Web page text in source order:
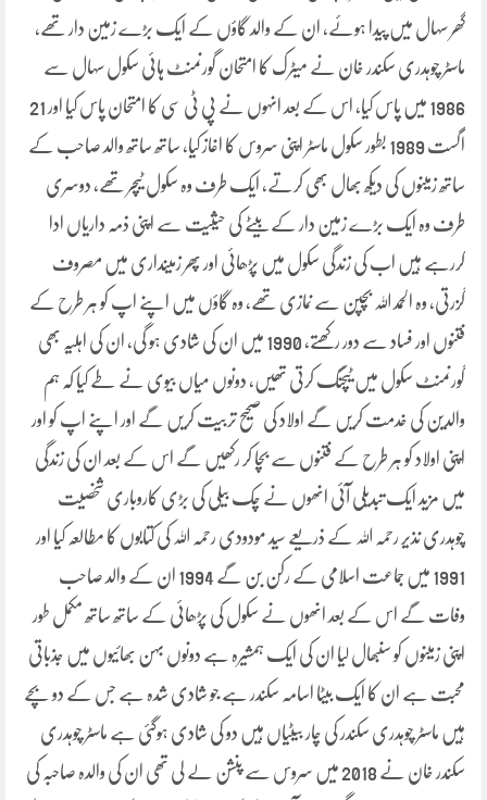
گھر سہال میں پیدا ہوئے، ان کے والد گاؤں کے ایک بڑے زمین دار تھے،
ماسٹر چوہدری سکندر خان نے میٹرک کا امتحان گورنمنٹ ہائی سکول سہال سے
1986 میں پاس کیا، اس کے بعد انہوں نے پی ٹی سی کا امتحان پاس کیا اور 21
اگست 1989 بطور سکول ماسٹر اپنی سروس کا اغاز کیا، ساتھ ساتھ والد صاحب کے
ساتھ زمینوں کی دیکھ بھال بھی کرتے، ایک طرف وہ سکول ٹیچر تھے، دوسری
طرف وہ ایک بڑے زمین دار کے بیٹے کی حیثیت سے اپنی ذمہ داریاں ادا
کررہے ہیں اب کی زندگی سکول میں پڑھائی اور پھر زمینداری میں مصروف
گزرتی، وہ الحمد اللہ بچپن سے نمازی تھے، وہ گاؤں میں اپنے اپ کو ہر طرح کے
فتنوں اور فساد سے دور رکھتے، 1990 میں ان کی شادی ہو گی، ان کی اہلیہ بھی
گورنمنٹ سکول میں ٹیچنگ کرتی تھیں، دونوں میاں بیوی نے طے کیا کہ ہم
والدین کی خدمت کریں گے اولاد کی صحیح تربیت کریں گے اور اپنے اپ کو اور
اپنی اولاد کو ہر طرح کے فتنوں سے بچا کر رکھیں گے اس کے بعد ان کی زندگی
میں مزید ایک تبدیلی آئی انھوں نے چک بیلی کی بڑی کاروباری شخصیت
چوہدری نذیر رحمہ اللہ کے ذریعے سید مودودی رحمہ اللہ کی کتابوں کا مطالعہ کیا اور
1991 میں جماعت اسلامی کے رکن بن گے 1994 ان کے والد صاحب
وفات گے اس کے بعد انھوں نے سکول کی پڑھائی کے ساتھ ساتھ مکمل طور
اپنی زمینوں کو سنبھال لیا ان کی ایک ہمشیرہ ہے دونوں بہن بھائیوں میں جذباتی
محبت ہے ان کا ایک بیٹا اسامہ سکندر ہے جو شادی شدہ ہے جس کے دو بچے
ہیں ماسٹر چوہدری سکندر کی چار بیٹیاں ہیں دو کی شادی ہوگئی ہے ماسٹر چوہدری
سکندر خان نے 2018 میں سروس سے پنشن لے لی تھی ان کی والدہ صاحبہ کی